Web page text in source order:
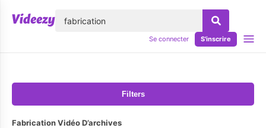
Se connecter S'inscrire
Filters
Fabrication Vidéo D’archives